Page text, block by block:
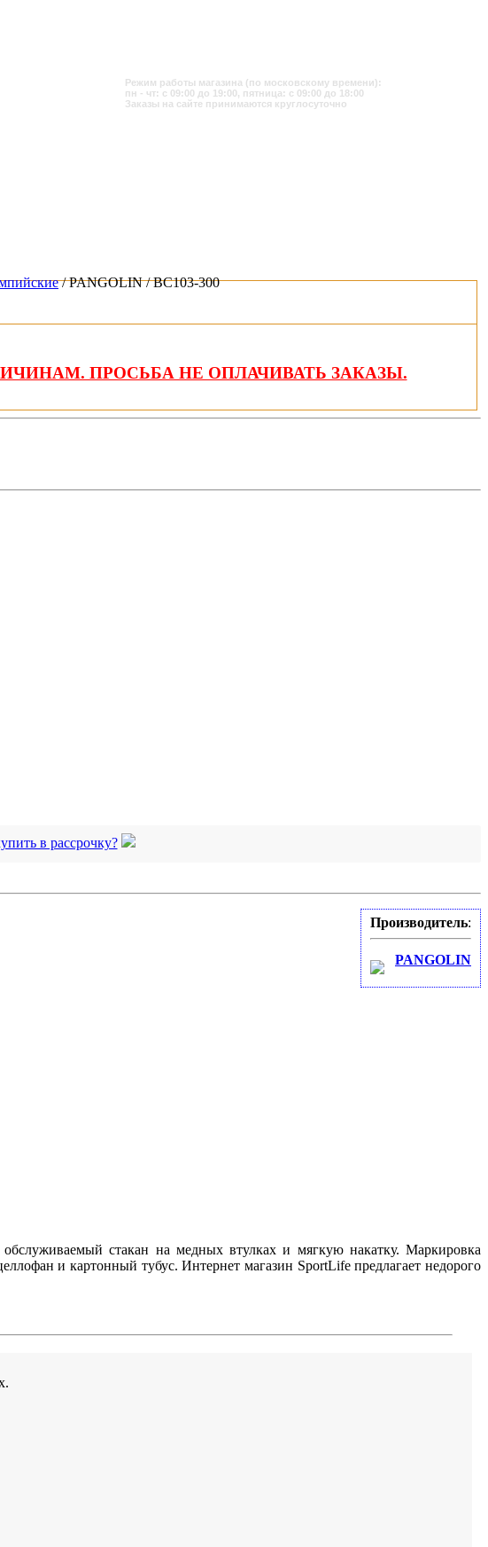
Режим работы магазина (по московскому времени):
пн - чт: с 09:00 до 19:00, пятница: с 09:00 до 18:00
Заказы на сайте принимаются круглосуточно
/ PANGOLIN / BC103-300
ПРОСЬБА НЕ ОПЛАЧИВАТЬ ЗАКАЗЫ.
в рассрочку?
Производитель:
PANGOLIN
стакан на медных втулках и мягкую накатку. Маркировка
и картонный тубус. Интернет магазин SportLife предлагает недорого